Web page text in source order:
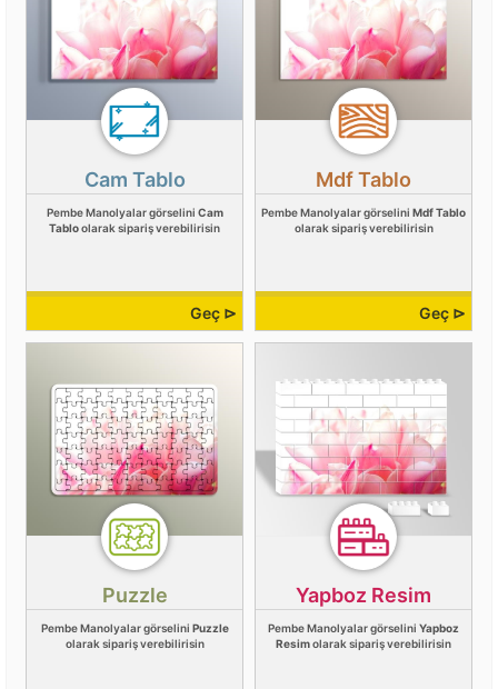
Cam Tablo
Pembe Manolyalar görselini Cam
Tabloolarak sipariş verebilirisin
Geç ⊳
Mdf Tablo
Pembe Manolyalar görselini Mdf Tablo
olarak sipariş verebilirisin
Geç ⊳
Puzzle
Pembe Manolyalar görselini Puzzle
olarak sipariş verebilirisin
Yapboz Resim
Pembe Manolyalar görselini Yapboz
Resimolarak sipariş verebilirisin